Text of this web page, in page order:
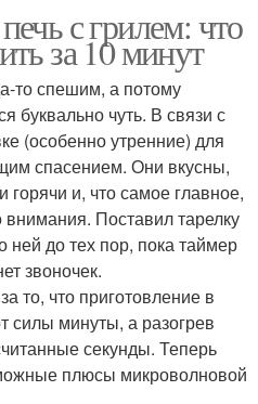
с грилем: что
за 10 минут
то спешим, а потому
буквально чуть. В связи с
(особенно утренние) для
спасением. Они вкусны,
и, что самое главное,
внимания. Поставил тарелку
ней до тех пор, пока таймер
звоночек.
то, что приготовление в
силы минуты, а разогрев
секунды. Теперь
плюсы микроволновой